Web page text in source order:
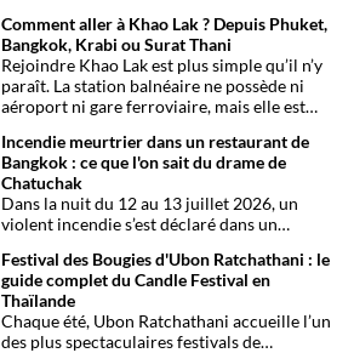
traditions bouddhistes et festivités
populaires dans tout le royaume.
Comment aller à Khao Lak ? Depuis Phuket,
Bangkok, Krabi ou Surat Thani
Rejoindre Khao Lak est plus simple qu’il n’y
paraît. La station balnéaire ne possède ni
aéroport ni gare ferroviaire, mais elle est
international de Phuket, situé à un peu plus
d’une heure de route. Que vous arriviez de
Bangkok, Phuket, Krabi, Surat Thani ou de
Khao Sok, voici toutes les solutions pour
organiser votre trajet dans les meilleures
conditions.
Incendie meurtrier dans un restaurant de
Bangkok : ce que l'on sait du drame de
Chatuchak
Dans la nuit du 12 au 13 juillet 2026, un
violent incendie s’est déclaré dans un
de Chatuchak, à Bangkok. Le bilan
provisoire est particulièrement lourd avec
au moins 27 morts et plusieurs dizaines de
blessés.
Festival des Bougies d'Ubon Ratchathani : le
guide complet du Candle Festival en
Thaïlande
Chaque été, Ubon Ratchathani accueille l’un
des plus spectaculaires festivals de